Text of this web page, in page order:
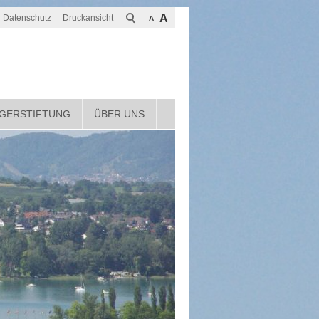
A A
Datenschutz Druckansicht
ÜBER UNS